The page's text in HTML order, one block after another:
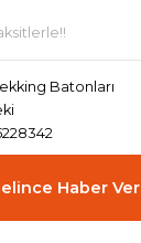
Batonları
Haber Ver